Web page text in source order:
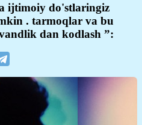
ijtimoiy do'stlaringiz
. tarmoqlar va bu
dan kodlash ”: